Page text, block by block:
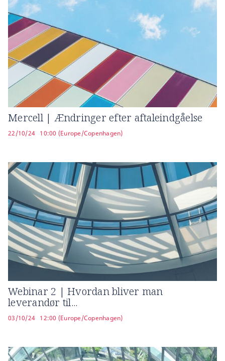
Mercell | Ændringer efter aftaleindgåelse
22/10/24 10:00 (Europe/Copenhagen)
Webinar 2 | Hvordan bliver man
leverandør til...
03/10/24 12:00 (Europe/Copenhagen)